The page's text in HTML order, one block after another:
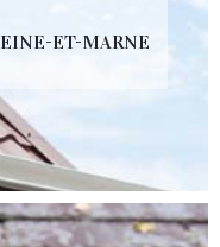
ET-MARNE